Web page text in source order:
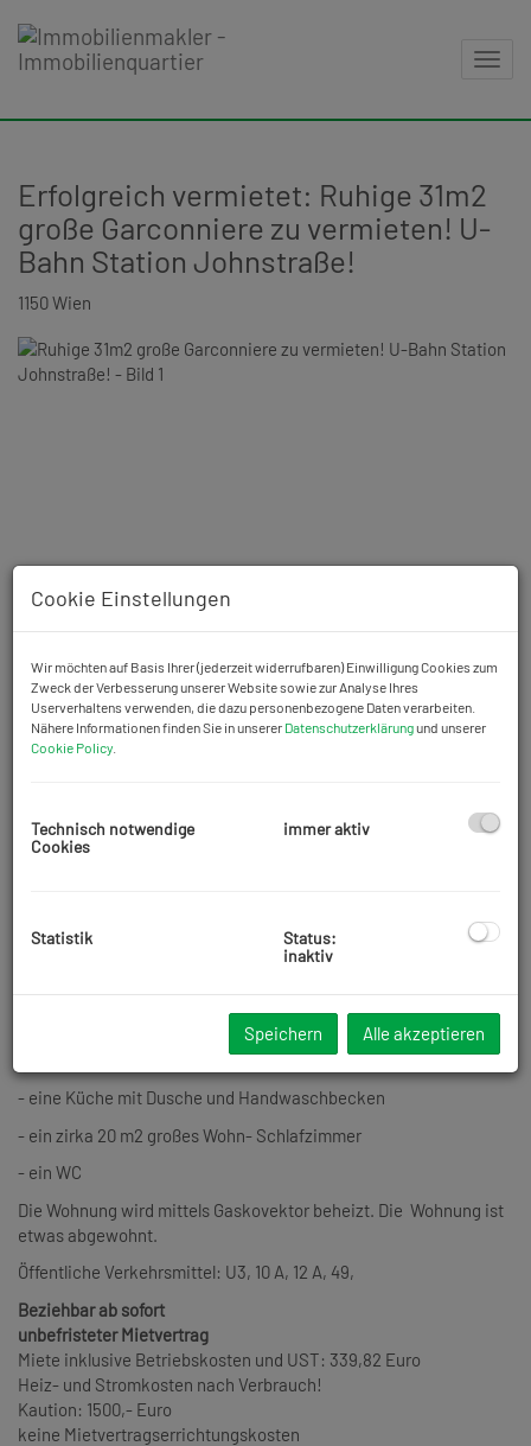
Erfolgreich vermietet: Ruhige 31m2
große Garconniere zu vermieten! U-
Bahn Station Johnstraße!
1150 Wien
Mietwohnung befindet sich im 2. Stockohne Lifteines
Altbauwohnhauses in der Meiselstrasse im 15. Wiener Bezirk.
Die Wohnung ist wie folgt aufgeteilt:
- eine Küche mit Dusche und Handwaschbecken
- ein zirka 20 m2 großes Wohn- Schlafzimmer
- ein WC
Die Wohnung wird mittels Gaskovektor beheizt. Die Wohnung ist
etwas abgewohnt.
Öffentliche Verkehrsmittel: U3, 10 A, 12 A, 49,
Beziehbar ab sofort
unbefristeter Mietvertrag
Miete inklusive Betriebskosten und UST: 339,82 Euro
Heiz- und Stromkosten nach Verbrauch!
Kaution: 1500,- Euro
keine Mietvertragserrichtungskosten
Cookie Einstellungen
Wir möchten auf Basis Ihrer (jederzeit widerrufbaren) Einwilligung Cookies zum
Zweck der Verbesserung unserer Website sowie zur Analyse Ihres
Userverhaltens verwenden, die dazu personenbezogene Daten verarbeiten.
Nähere Informationen finden Sie in unserer Datenschutzerklärungund unserer
Cookie Policy
Technisch notwendige
Cookies
immer aktiv
Statistik
Status:
inaktiv
Speichern Alle akzeptieren